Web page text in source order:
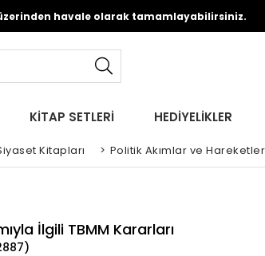
havale olarak tamamlayabilirsiniz.
KİTAP SETLERİ HEDİYELİKLER
Kitapları > Politik Akımlar ve
İlgili TBMM Kararları